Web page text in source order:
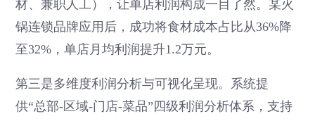
材、兼职人工），让单店利润构成一目了然。某火
锅连锁品牌应用后，成功将食材成本占比从36%降
至32%，单店月均利润提升1.2万元。
第三是多维度利润分析与可视化呈现。系统提
供“总部-区域-门店-菜品”四级利润分析体系，支持